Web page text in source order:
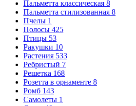
Пальметта классическая 8
Пальметта стилизованная 8
Пчелы 1
Полосы 425
Птицы 53
Ракушки 10
Растения 533
Ребристый 7
Решетка 168
Розетта в орнаменте 8
Ромб 143
Самолеты 1